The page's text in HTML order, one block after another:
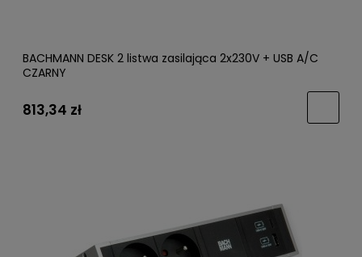
BACHMANN DESK 2 listwa zasilająca 2x230V + USB A/C
CZARNY
813,34 zł